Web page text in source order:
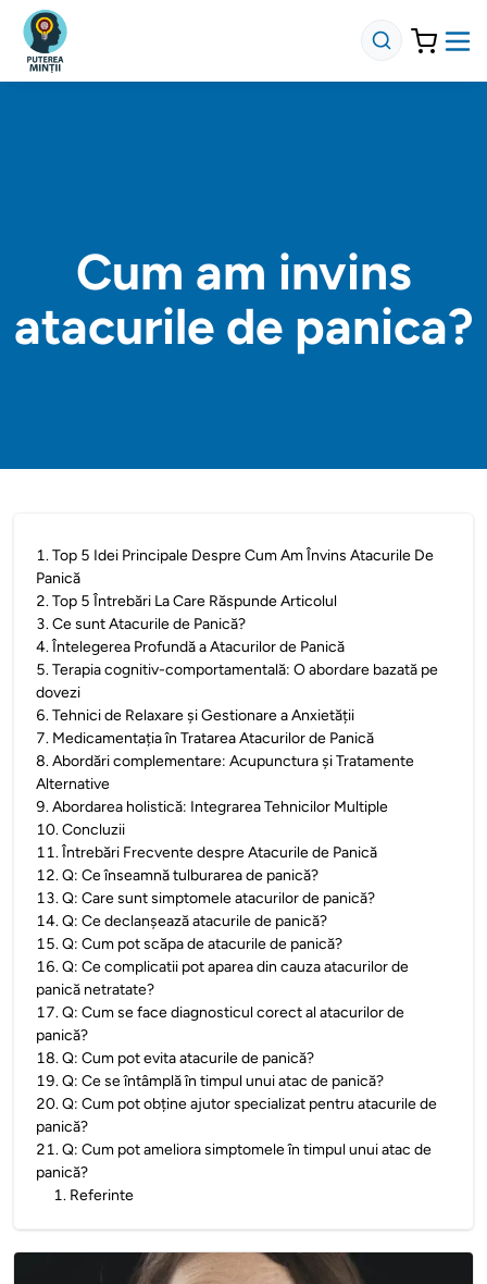
Cum am invins
atacurile de panica?
1.Top 5 Idei Principale Despre Cum Am Învins Atacurile De
Panică
2.Top 5 Întrebări La Care Răspunde Articolul
3.Ce sunt Atacurile de Panică?
4.Întelegerea Profundă a Atacurilor de Panică
5.Terapia cognitiv-comportamentală: O abordare bazată pe
dovezi
6.Tehnici de Relaxare și Gestionare a Anxietății
7. Medicamentația în Tratarea Atacurilor de Panică
8.Abordări complementare: Acupunctura și Tratamente
Alternative
9.Abordarea holistică: Integrarea Tehnicilor Multiple
10.Concluzii
11.Întrebări Frecvente despre Atacurile de Panică
12.Q: Ce înseamnă tulburarea de panică?
13.Q: Care sunt simptomele atacurilor de panică?
14.Q: Ce declanșează atacurile de panică?
15.Q: Cum pot scăpa de atacurile de panică?
16.Q: Ce complicatii pot aparea din cauza atacurilor de
panică netratate?
17.Q: Cum se face diagnosticul corect al atacurilor de
panică?
18.Q: Cum pot evita atacurile de panică?
19.Q: Ce se întâmplă în timpul unui atac de panică?
20.Q: Cum pot obține ajutor specializat pentru atacurile de
panică?
21.Q: Cum pot ameliora simptomele în timpul unui atac de
panică?
1. Referinte